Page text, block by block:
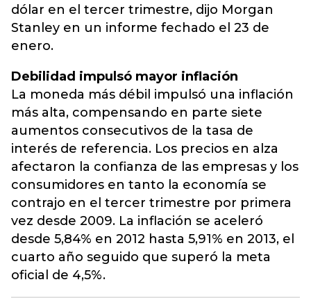
dólar en el tercer trimestre, dijo Morgan
Stanley en un informe fechado el 23 de
enero.
Debilidad impulsó mayor inflación
La moneda más débil impulsó una inflación
más alta, compensando en parte siete
aumentos consecutivos de la tasa de
interés de referencia. Los precios en alza
afectaron la confianza de las empresas y los
consumidores en tanto la economía se
contrajo en el tercer trimestre por primera
vez desde 2009. La inflación se aceleró
desde 5,84% en 2012 hasta 5,91% en 2013, el
cuarto año seguido que superó la meta
oficial de 4,5%.